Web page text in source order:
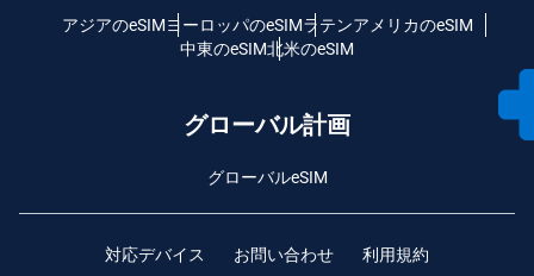
アジアのeSIMヨーロッパのeSIMラテンアメリカのeSIM
中東のeSIM北米のeSIM
グローバル計画
グローバルeSIM
対応デバイス お問い合わせ 利用規約